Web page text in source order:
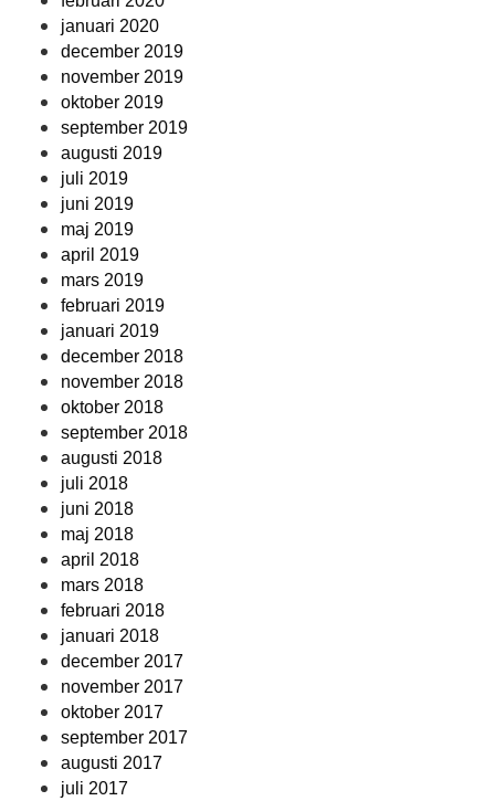
januari 2020
december 2019
november 2019
oktober 2019
september 2019
augusti 2019
juli 2019
juni 2019
maj 2019
april 2019
mars 2019
februari 2019
januari 2019
december 2018
november 2018
oktober 2018
september 2018
augusti 2018
juli 2018
juni 2018
maj 2018
april 2018
mars 2018
februari 2018
januari 2018
december 2017
november 2017
oktober 2017
september 2017
augusti 2017
juli 2017